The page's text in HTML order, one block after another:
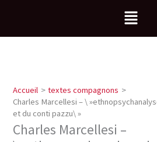
contenu
Menu
Accueil
textes compagnons
Charles Marcellesi – \
et du conti pazzu\ »
Charles Marcellesi –